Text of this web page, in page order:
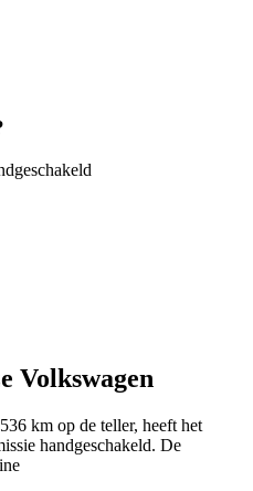
Volkswagen
km op de teller, heeft het
handgeschakeld. De